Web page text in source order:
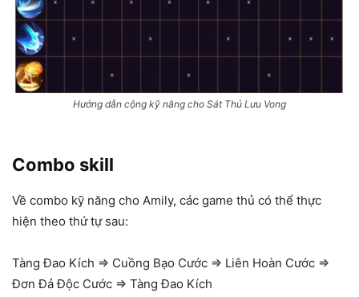
Hướng dẫn cộng kỹ năng cho Sát Thủ Lưu Vong
Combo skill
Về combo kỹ năng cho Amily, các game thủ có thể thực
hiện theo thứ tự sau:
Tàng Đao Kích => Cuồng Bạo Cước => Liên Hoàn Cước =>
Đơn Đả Độc Cước => Tàng Đao Kích